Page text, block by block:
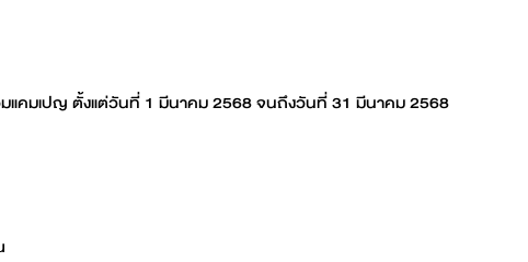
มแคมเปญ ตั้งแต่วันที่ 1 มีนาคม 2568 จนถึงวันที่ 31 มีนาคม 2568